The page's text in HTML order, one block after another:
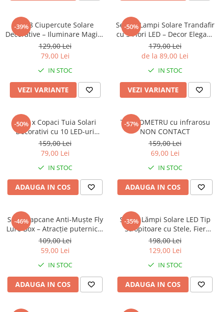
-39%
Set 8 Ciupercute Solare
Decorative – Iluminare Magica
pentru Gradina Ta
129,00 Lei
79,00 Lei
IN STOC
VEZI VARIANTE
-50%
Set 4 x Lampi Solare Trandafir
cu 3 Flori LED – Decor Elegant
de Gradina, Tarus si Panou
Solar
179,00 Lei
de la 89,00 Lei
IN STOC
VEZI VARIANTE
-50%
Set 2 x Copaci Tuia Solari
Decorativi cu 10 LED-uri
Multicolore, 70 Ramuri,
Înălțime 80 cm, Iluminare
159,00 Lei
79,00 Lei
IN STOC
ADAUGA IN COS
-57%
TERMOMETRU cu infrarosu
NON CONTACT
159,00 Lei
69,00 Lei
IN STOC
ADAUGA IN COS
-46%
Set 2 Capcane Anti-Muște Fly
Lure Box – Atracție puternică,
eliminare rapidă
109,00 Lei
59,00 Lei
IN STOC
ADAUGA IN COS
-35%
Set 2x Lămpi Solare LED Tip
Stropitoare cu Stele, Fier
Forjat, Design Retro, Proiecție
Lumină Caldă, IP65, 80 cm
198,00 Lei
129,00 Lei
IN STOC
ADAUGA IN COS